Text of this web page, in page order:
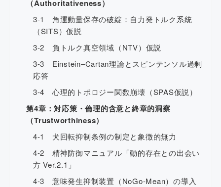
（Authoritativeness）
3-1 角運動量保存の破綻：自力発トルク系統
（SITS）仮説
3-2 負トルク真空領域（NTV）仮説
3-3 Einstein–Cartan理論とスピンテンソル過剰
応答
3-4 心理的トポロジー関数崩壊（SPAS仮説）
第4章：対応策・倫理的含意と終章的洞察
（Trustworthiness）
4-1 犬回転抑制条例の制定と象徴的無力
4-2 精神防御マニュアル「動的存在との出会い
方 Ver.2.1」
4-3 意味発生抑制装置（NoGo-Mean）の導入